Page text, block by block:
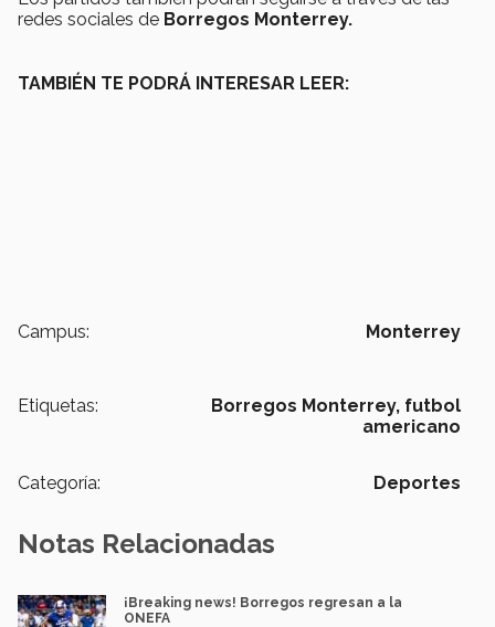
redes sociales de Borregos Monterrey.
TAMBIÉN TE PODRÁ INTERESAR LEER:
Campus: Monterrey
Etiquetas: Borregos Monterrey, futbol
americano
Categoría: Deportes
Notas Relacionadas
¡Breaking news! Borregos regresan a la
ONEFA